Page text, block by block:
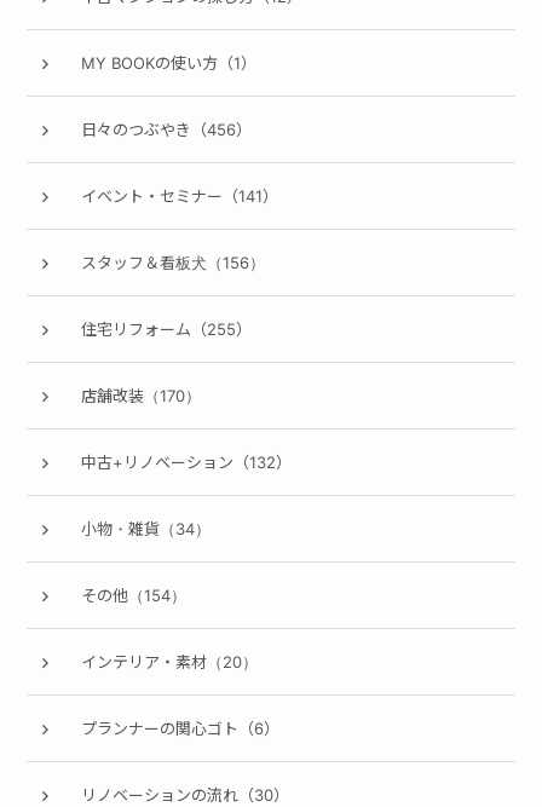
MY BOOKの使い方（1）
日々のつぶやき（456）
イベント・セミナー（141）
スタッフ＆看板犬（156）
住宅リフォーム（255）
店舗改装（170）
中古+リノベーション（132）
小物・雑貨（34）
その他（154）
インテリア・素材（20）
プランナーの関心ゴト（6）
リノベーションの流れ（30）